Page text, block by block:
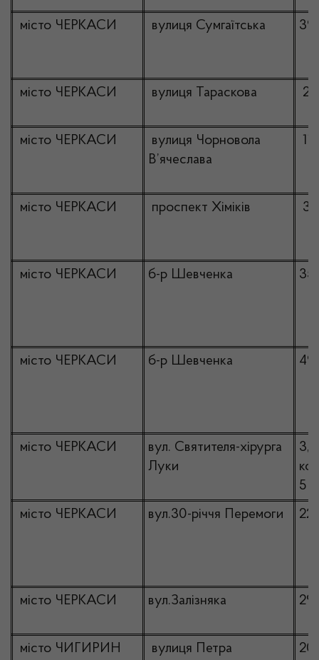
місто ЧЕРКАСИ вулиця Сумгаїтська 39
місто ЧЕРКАСИ вулиця Тараскова
місто ЧЕРКАСИ
вулиця Чорновола
В’ячеслава
місто ЧЕРКАСИ проспект Хіміків
місто ЧЕРКАСИ б-р Шевченка
місто ЧЕРКАСИ б-р Шевченка
місто ЧЕРКАСИ
вул. Святителя-хірурга
Луки
3,
5
місто ЧЕРКАСИ
вул.30-річчя Перемоги
місто ЧЕРКАСИ вул.Залізняка
місто ЧИГИРИН
вулиця Петра
20